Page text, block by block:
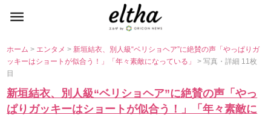
ホーム> エンタメ> 新垣結衣、別人級“ベリショヘア”に絶賛の声「やっぱりガ
ッキーはショートが似合う！」「年々素敵になっている」> 写真・詳細 11枚
目
新垣結衣、別人級“ベリショヘア”に絶賛の声「やっ
ぱりガッキーはショートが似合う！」「年々素敵に